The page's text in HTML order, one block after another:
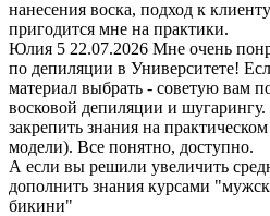
нанесения воска, подход к
пригодится мне на практики.
Юлия 5 22.07.2026 Мне очень
по депиляции в Университете!
материал выбрать - советую вам
восковой депиляции и
закрепить знания на
модели). Все понятно, доступно.
А если вы решили увеличить
дополнить знания курсами
бикини"